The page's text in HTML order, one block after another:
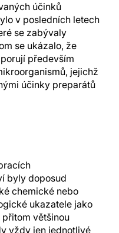
účinků
v posledních letech
se zabývaly
se ukázalo, že
především
jejichž
účinky preparátů
byly doposud
chemické nebo
ukazatele jako
většinou
vždy jen jednotlivé